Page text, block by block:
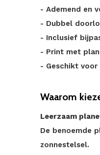
- Ademend en
- Dubbel
- Inclusief
- Print met
- Geschikt voor
Waarom
Leerzaam
De benoemde
zonnestelsel.